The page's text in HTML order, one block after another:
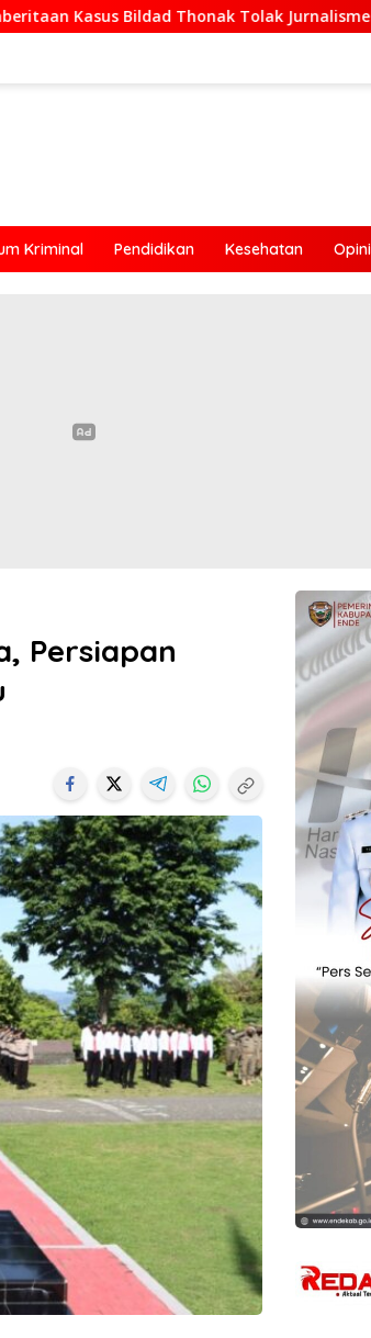
Tolak Jurnalisme Tendensius dan
Kriminal Pendidikan Kesehatan Opini
Persiapan